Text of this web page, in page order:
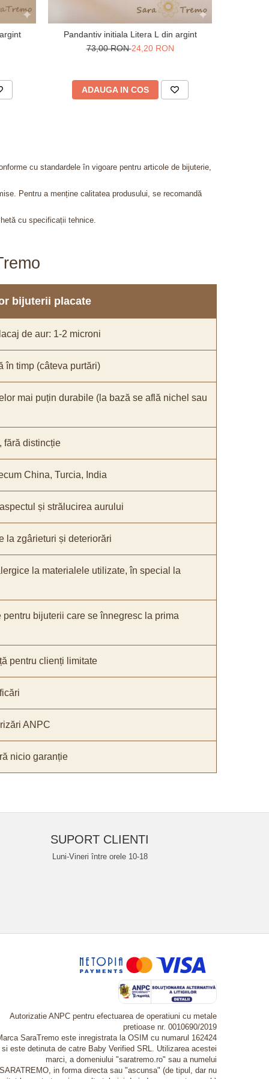
Pandantiv initiala Litera L din argint
73,00 RON24,20 RON
ADAUGA IN COS
cu standardele în vigoare pentru articole de bijuterie,
Pentru a menține calitatea produsului, se recomandă
cu specificații tehnice.
bijuterii placate
de aur: 1-2 microni
în timp (câteva purtări)
mai puțin durabile (la bază se află nichel sau
fără distincție
China, Turcia, India
și strălucirea aurului
la zgârieturi și deteriorări
la materialele utilizate, în special la
bijuterii care se înnegresc la prima
pentru clienți limitate
ANPC
nicio garanție
SUPORT CLIENTI
Luni-Vineri între orele 10-18
Autorizatie ANPC pentru efectuarea de operatiuni cu metale
pretioase nr. 0010690/2019
SaraTremo este inregistrata la OSIM cu numarul 162424
si este detinuta de catre Baby Verified SRL. Utilizarea acestei
marci, a domeniului "saratremo.ro" sau a numelui
SARATREMO, in forma directa sau "ascunsa" (de tipul, dar nu